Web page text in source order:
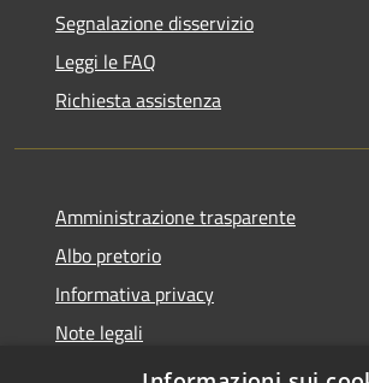
Segnalazione disservizio
Leggi le FAQ
Richiesta assistenza
Amministrazione trasparente
Albo pretorio
Informativa privacy
Note legali
Dichiarazione di accessibilità